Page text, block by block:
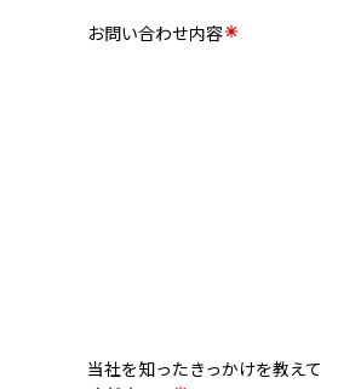
お問い合わせ内容
当社を知ったきっかけを教えて